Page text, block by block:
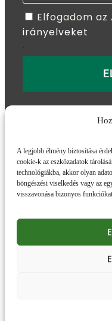
A legjobb élmény biztosítása
cookie-k az eszközadatok
technológiákba, akkor olyan
böngészési viselkedés vagy az
visszavonása bizonyos
Honlapunk sütiket
Elfogadom az
irányelveket
További
Adatvédelmi
Szállítás és
© 2026. Minden